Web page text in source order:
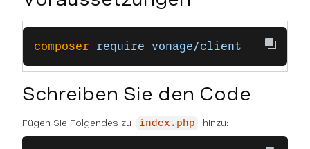
composer require vonage/client
Schreiben Sie den Code
Fügen Sie Folgendes zu index.php hinzu: